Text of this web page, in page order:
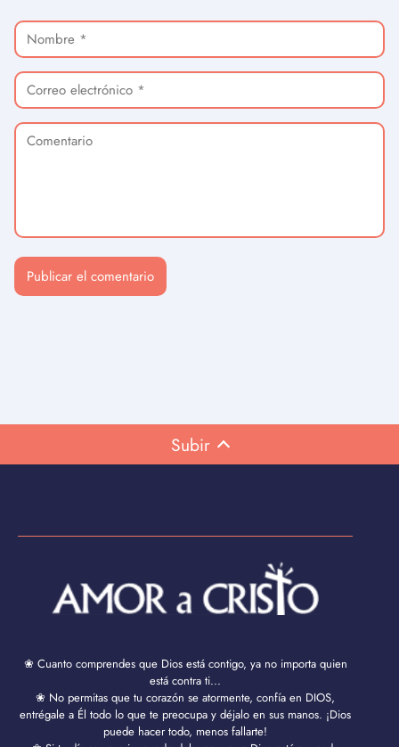
Subir
❀ Cuanto comprendes que Dios está contigo, ya no importa quien
está contra ti...
❀ No permitas que tu corazón se atormente, confía en DIOS,
entrégale a Él todo lo que te preocupa y déjalo en sus manos. ¡Dios
puede hacer todo, menos fallarte!